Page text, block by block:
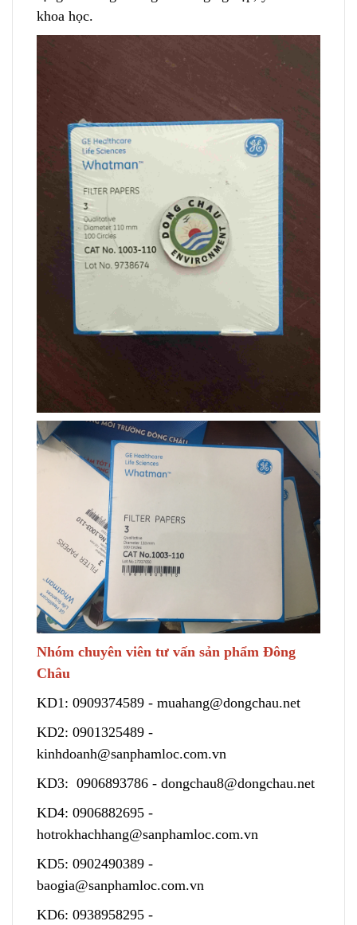
khoa học.
Nhóm chuyên viên tư vấn sản phẩm Đông
Châu
KD1: 0909374589 - muahang@dongchau.net
KD2: 0901325489 -
kinhdoanh@sanphamloc.com.vn
KD3: 0906893786 - dongchau8@dongchau.net
KD4: 0906882695 -
hotrokhachhang@sanphamloc.com.vn
KD5: 0902490389 -
baogia@sanphamloc.com.vn
KD6: 0938958295 -